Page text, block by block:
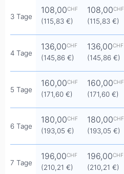
3 Tage
108,00CHF
(115,83 €)
108,00CHF
(115,83 €)
4 Tage
136,00CHF
(145,86 €)
136,00CHF
(145,86 €)
5 Tage
160,00CHF
(171,60 €)
160,00CHF
(171,60 €)
6 Tage
180,00CHF
(193,05 €)
180,00CHF
(193,05 €)
7 Tage
196,00CHF
(210,21 €)
196,00CHF
(210,21 €)